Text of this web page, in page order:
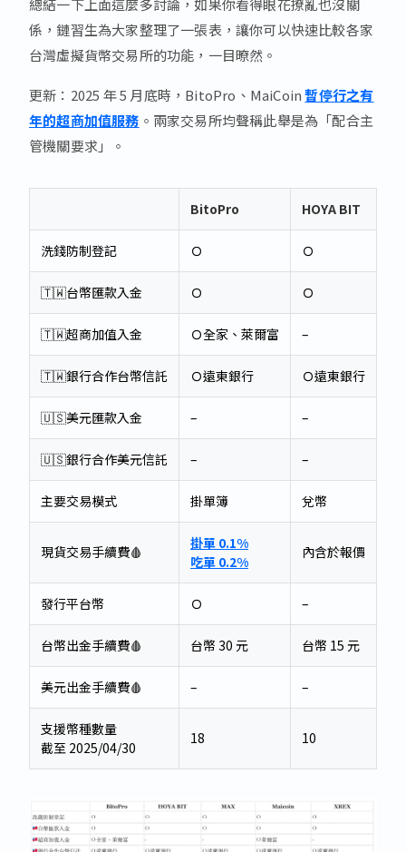
總結一下上面這麼多討論，如果你看得眼花撩亂也沒關
係，鏈習生為大家整理了一張表，讓你可以快速比較各家
台灣虛擬貨幣交易所的功能，一目暸然。
更新：2025 年 5 月底時，BitoPro、MaiCoin暫停行之有
年的超商加值服務 。兩家交易所均聲稱此舉是為「配合主
管機關要求」。
BitoPro HOYA BIT
洗錢防制登記 Ｏ Ｏ
🇹🇼台幣匯款入金 Ｏ Ｏ
🇹🇼超商加值入金 Ｏ全家、萊爾富 –
🇹🇼銀行合作台幣信託 Ｏ遠東銀行 Ｏ遠東銀行
🇺🇸美元匯款入金 – –
🇺🇸銀行合作美元信託 – –
主要交易模式 掛單簿 兌幣
現貨交易手續費🩸
掛單 0.1%
吃單 0.2%
內含於報價
發行平台幣 Ｏ –
台幣出金手續費🩸 台幣 30 元 台幣 15 元
美元出金手續費🩸 – –
支援幣種數量
截至 2025/04/30
18 10